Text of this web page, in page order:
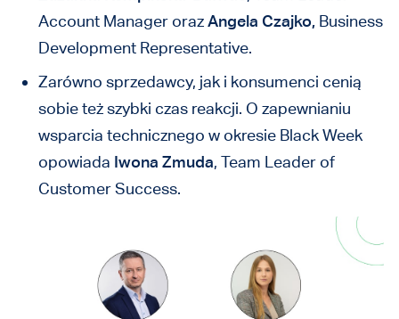
Account Manager orazAngela Czajko, Business
Development Representative.
Zarówno sprzedawcy, jak i konsumenci cenią
sobie też szybki czas reakcji. O zapewnianiu
wsparcia technicznego w okresie Black Week
opowiada Iwona Zmuda, Team Leader of
Customer Success.